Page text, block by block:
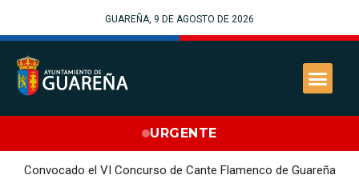
GUAREÑA, 9 DE AGOSTO DE 2026
URGENTE
Convocado el VI Concurso de Cante Flamenco de Guareña